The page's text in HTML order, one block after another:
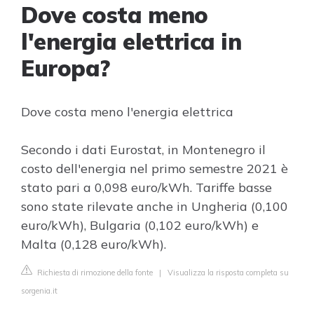
Dove costa meno
l'energia elettrica in
Europa?
Dove costa meno l'energia elettrica
Secondo i dati Eurostat, in Montenegro il
costo dell'energia nel primo semestre 2021 è
stato pari a 0,098 euro/kWh. Tariffe basse
sono state rilevate anche in Ungheria (0,100
euro/kWh), Bulgaria (0,102 euro/kWh) e
Malta (0,128 euro/kWh).
Richiesta di rimozione della fonte | Visualizza la risposta completa su
sorgenia.it